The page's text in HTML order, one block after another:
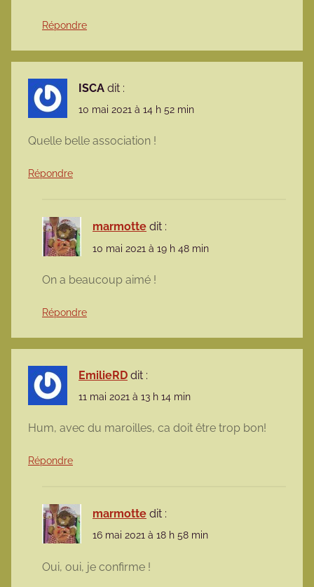
Répondre
ISCA dit :
10 mai 2021 à 14 h 52 min
Quelle belle association !
Répondre
marmotte dit :
10 mai 2021 à 19 h 48 min
On a beaucoup aimé !
Répondre
EmilieRD dit :
11 mai 2021 à 13 h 14 min
Hum, avec du maroilles, ca doit être trop bon!
Répondre
marmotte dit :
16 mai 2021 à 18 h 58 min
Oui, oui, je confirme !